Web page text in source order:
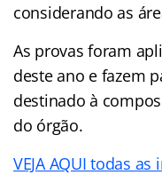
considerando as
As provas foram
deste ano e fazem
destinado à
do órgão.
VEJA AQUI todas